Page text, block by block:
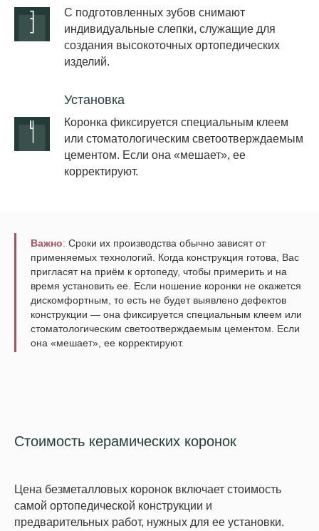
С подготовленных зубов снимают
индивидуальные слепки, служащие для
создания высокоточных ортопедических
изделий.
Установка
Коронка фиксируется специальным клеем
или стоматологическим светоотверждаемым
цементом. Если она «мешает», ее
корректируют.
Важно: Сроки их производства обычно зависят от
применяемых технологий. Когда конструкция готова, Вас
пригласят на приём к ортопеду, чтобы примерить и на
время установить ее. Если ношение коронки не окажется
дискомфортным, то есть не будет выявлено дефектов
конструкции — она фиксируется специальным клеем или
стоматологическим светоотверждаемым цементом. Если
она «мешает», ее корректируют.
Стоимость керамических коронок
Цена безметалловых коронок включает стоимость
самой ортопедической конструкции и
предварительных работ, нужных для ее установки.